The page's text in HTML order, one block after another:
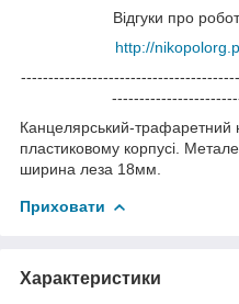
Відгуки про
http://
Канцелярський-трафаретний
пластиковому корпусі.
ширина леза 18мм.
Приховати
Характеристики